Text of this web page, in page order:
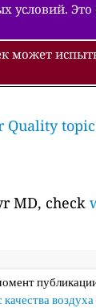
условий. Это
может
topic
MD, check
воздуха